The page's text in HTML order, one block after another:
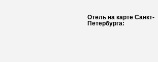
Отель на карте Санкт-
Петербурга: